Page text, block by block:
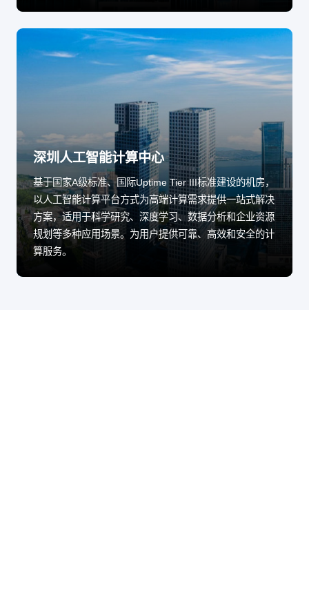
深圳人工智能计算中心
基于国家A级标准、国际Uptime Tier III标准建设的机房，
以人工智能计算平台方式为高端计算需求提供一站式解决
方案，适用于科学研究、深度学习、数据分析和企业资源
规划等多种应用场景。为用户提供可靠、高效和安全的计
算服务。